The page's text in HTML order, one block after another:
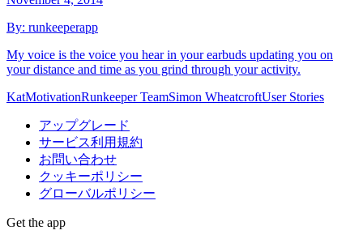
By: runkeeperapp
My voice is the voice you hear in your earbuds updating you on
your distance and time as you grind through your activity.
KatMotivationRunkeeper TeamSimon WheatcroftUser Stories
アップグレード
サービス利用規約
お問い合わせ
クッキーポリシー
グローバルポリシー
Get the app